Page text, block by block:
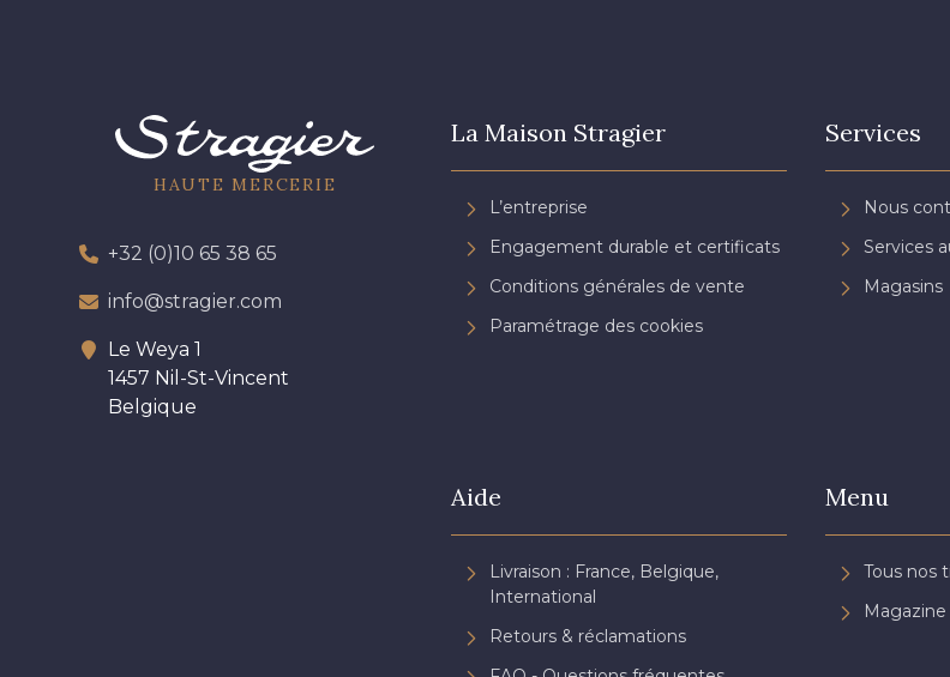
HAUTE MERCERIE
+32 (0)10 65 38 65
info@stragier.com
Le Weya 1
1457 Nil-St-Vincent
Belgique
La Maison Stragier
L’entreprise
Engagement durable et certificats
Conditions générales de vente
Paramétrage des cookies
Services
Nous
Services
Magasins
Aide
Livraison : France, Belgique,
International
Retours & réclamations
Menu
Tous nos
Magazine